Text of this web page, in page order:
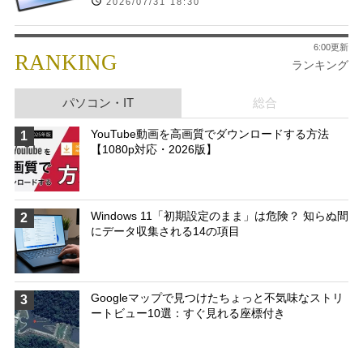
RANKING ランキング
6:00更新
パソコン・IT 総合
1
YouTube動画を高画質でダウンロードする方法
【1080p対応・2026版】
2
Windows 11「初期設定のまま」は危険？ 知らぬ間
にデータ収集される14の項目
3
Googleマップで見つけたちょっと不気味なストリ
ートビュー10選：すぐ見れる座標付き